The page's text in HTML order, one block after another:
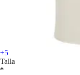
+5
Talla
*